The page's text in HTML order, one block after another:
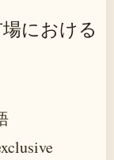
における